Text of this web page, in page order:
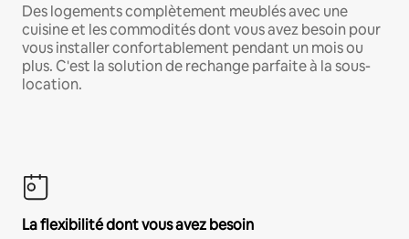
Des logements complètement meublés avec une
cuisine et les commodités dont vous avez besoin pour
vous installer confortablement pendant un mois ou
plus. C'est la solution de rechange parfaite à la sous-
location.
La flexibilité dont vous avez besoin